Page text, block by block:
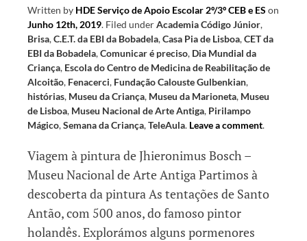
Written by HDE Serviço de Apoio Escolar 2º/3º CEB e ES on
Junho 12th, 2019. Filed underAcademia Código Júnior,
Brisa,C.E.T. da EBI da Bobadela,Casa Pia de Lisboa,CET da
EBI da Bobadela,Comunicar é preciso, Dia Mundial da
Criança, Escola do Centro de Medicina de Reabilitação de
Alcoitão, Fenacerci, Fundação Calouste Gulbenkian,
histórias, Museu da Criança, Museu da Marioneta, Museu
de Lisboa, Museu Nacional de Arte Antiga, Pirilampo
Mágico,Semana da Criança,TeleAula. Leave a comment.
Viagem à pintura de Jhieronimus Bosch –
Museu Nacional de Arte Antiga Partimos à
descoberta da pintura As tentações de Santo
Antão, com 500 anos, do famoso pintor
holandês. Explorámos alguns pormenores